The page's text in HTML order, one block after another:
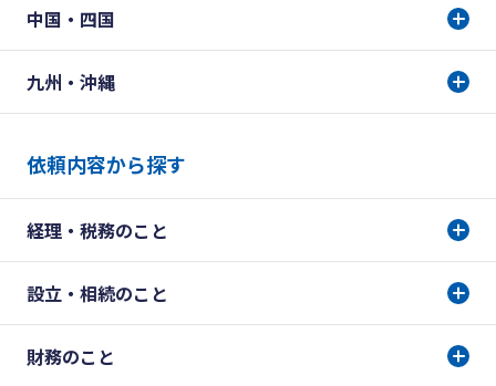
中国・四国
九州・沖縄
依頼内容から探す
経理・税務のこと
設立・相続のこと
財務のこと